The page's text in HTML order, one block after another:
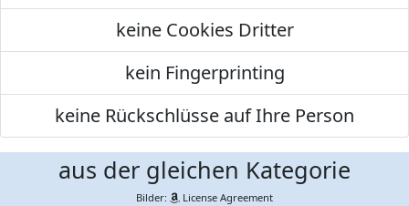
keine Cookies Dritter
kein Fingerprinting
keine Rückschlüsse auf Ihre Person
aus der gleichen Kategorie
Bilder: License Agreement